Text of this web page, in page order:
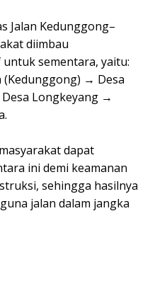
Jalan Kedunggong–
diimbau
sementara, yaitu:
(Kedunggong) → Desa
Longkeyang →
dapat
ini demi keamanan
sehingga hasilnya
jalan dalam jangka